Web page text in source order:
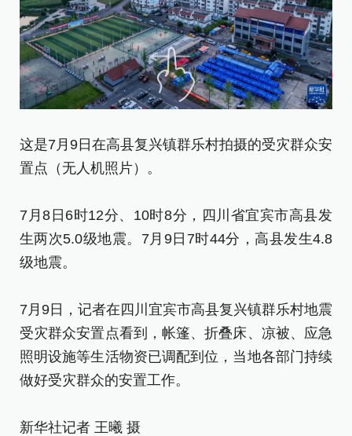
这是7月9日在高县复兴镇群乐村拍摄的受灾群众安
置点（无人机照片）。
7月8日6时12分、10时8分，四川省宜宾市高县发
生两次5.0级地震。7月9日7时44分，高县发生4.8
级地震。
7月9日，记者在四川宜宾市高县复兴镇群乐村地震
受灾群众安置点看到，帐篷、折叠床、凉被、应急
照明设施等生活物资已调配到位，当地各部门持续
做好受灾群众的安置工作。
新华社记者 王曦 摄